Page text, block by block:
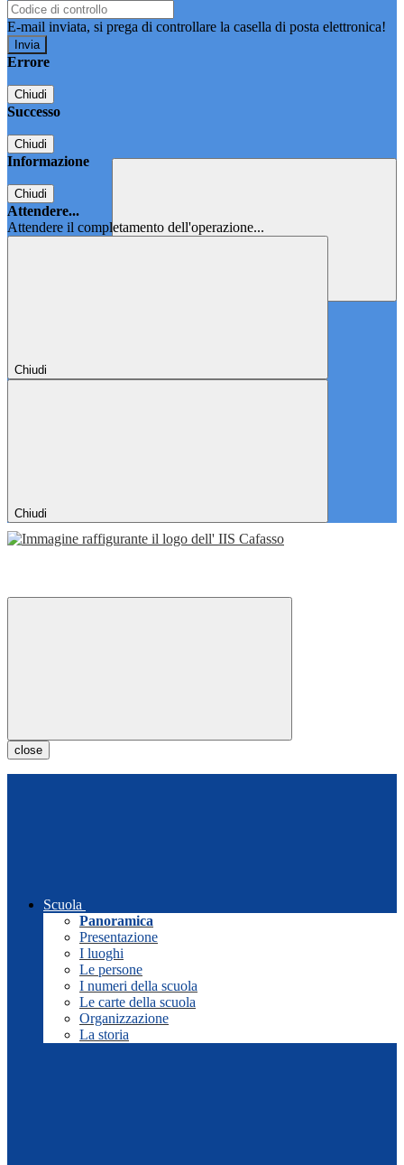
E-mail inviata, si prega di controllare la casella di posta elettronica!
Errore
Chiudi
Successo
Chiudi
Informazione
Chiudi
Attendere...
Attendere il completamento dell'operazione...
Chiudi
Chiudi
close
Scuola
Panoramica
Presentazione
I luoghi
Le persone
I numeri della scuola
Le carte della scuola
Organizzazione
La storia